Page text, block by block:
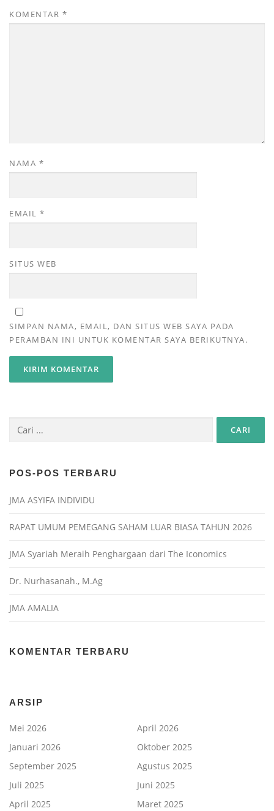
KOMENTAR *
NAMA *
EMAIL *
SITUS WEB
SIMPAN NAMA, EMAIL, DAN SITUS WEB SAYA PADA
PERAMBAN INI UNTUK KOMENTAR SAYA BERIKUTNYA.
POS-POS TERBARU
JMA ASYIFA INDIVIDU
RAPAT UMUM PEMEGANG SAHAM LUAR BIASA TAHUN 2026
JMA Syariah Meraih Penghargaan dari The Iconomics
Dr. Nurhasanah., M.Ag
JMA AMALIA
KOMENTAR TERBARU
ARSIP
Mei 2026
April 2026
Januari 2026
Oktober 2025
September 2025
Agustus 2025
Juli 2025
Juni 2025
April 2025
Maret 2025